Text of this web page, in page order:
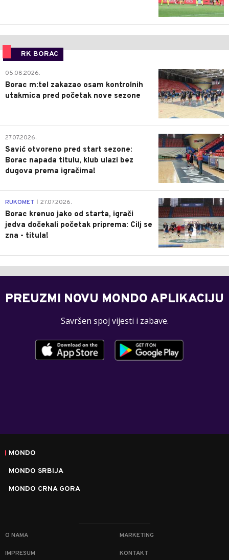
RK BORAC
0
05.08.2026.
Borac m:tel zakazao osam kontrolnih
utakmica pred početak nove sezone
0
27.07.2026.
Savić otvoreno pred start sezone:
Borac napada titulu, klub ulazi bez
dugova prema igračima!
0
RUKOMET 27.07.2026.
Borac krenuo jako od starta, igrači
jedva dočekali početak priprema: Cilj se
zna - titula!
PREUZMI NOVU MONDO APLIKACIJU
Savršen spoj vijesti i zabave.
MONDO
MONDO SRBIJA
MONDO CRNA GORA
O NAMA MARKETING
IMPRESUM KONTAKT